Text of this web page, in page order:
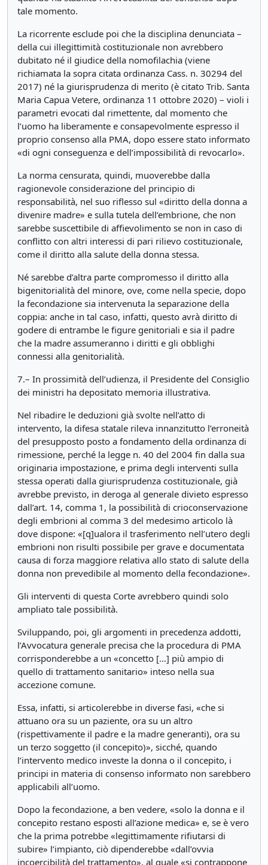
tale momento.
La ricorrente esclude poi che la disciplina denunciata –
della cui illegittimità costituzionale non avrebbero
dubitato né il giudice della nomofilachia (viene
richiamata la sopra citata ordinanza Cass. n. 30294 del
2017) né la giurisprudenza di merito (è citato Trib. Santa
Maria Capua Vetere, ordinanza 11 ottobre 2020) – violi i
parametri evocati dal rimettente, dal momento che
l’uomo ha liberamente e consapevolmente espresso il
proprio consenso alla PMA, dopo essere stato informato
«di ogni conseguenza e dell’impossibilità di revocarlo».
La norma censurata, quindi, muoverebbe dalla
ragionevole considerazione del principio di
responsabilità, nel suo riflesso sul «diritto della donna a
divenire madre» e sulla tutela dell’embrione, che non
sarebbe suscettibile di affievolimento se non in caso di
conflitto con altri interessi di pari rilievo costituzionale,
come il diritto alla salute della donna stessa.
Né sarebbe d’altra parte compromesso il diritto alla
bigenitorialità del minore, ove, come nella specie, dopo
la fecondazione sia intervenuta la separazione della
coppia: anche in tal caso, infatti, questo avrà diritto di
godere di entrambe le figure genitoriali e sia il padre
che la madre assumeranno i diritti e gli obblighi
connessi alla genitorialità.
7.– In prossimità dell’udienza, il Presidente del Consiglio
dei ministri ha depositato memoria illustrativa.
Nel ribadire le deduzioni già svolte nell’atto di
intervento, la difesa statale rileva innanzitutto l’erroneità
del presupposto posto a fondamento della ordinanza di
rimessione, perché la legge n. 40 del 2004 fin dalla sua
originaria impostazione, e prima degli interventi sulla
stessa operati dalla giurisprudenza costituzionale, già
avrebbe previsto, in deroga al generale divieto espresso
dall’art. 14, comma 1, la possibilità di crioconservazione
degli embrioni al comma 3 del medesimo articolo là
dove dispone: «[q]ualora il trasferimento nell’utero degli
embrioni non risulti possibile per grave e documentata
causa di forza maggiore relativa allo stato di salute della
donna non prevedibile al momento della fecondazione».
Gli interventi di questa Corte avrebbero quindi solo
ampliato tale possibilità.
Sviluppando, poi, gli argomenti in precedenza addotti,
l’Avvocatura generale precisa che la procedura di PMA
corrisponderebbe a un «concetto […] più ampio di
quello di trattamento sanitario» inteso nella sua
accezione comune.
Essa, infatti, si articolerebbe in diverse fasi, «che si
attuano ora su un paziente, ora su un altro
(rispettivamente il padre e la madre generanti), ora su
un terzo soggetto (il concepito)», sicché, quando
l’intervento medico investe la donna o il concepito, i
principi in materia di consenso informato non sarebbero
applicabili all’uomo.
Dopo la fecondazione, a ben vedere, «solo la donna e il
concepito restano esposti all’azione medica» e, se è vero
che la prima potrebbe «legittimamente rifiutarsi di
subire» l’impianto, ciò dipenderebbe «dall’ovvia
incoercibilità del trattamento», al quale «si contrappone